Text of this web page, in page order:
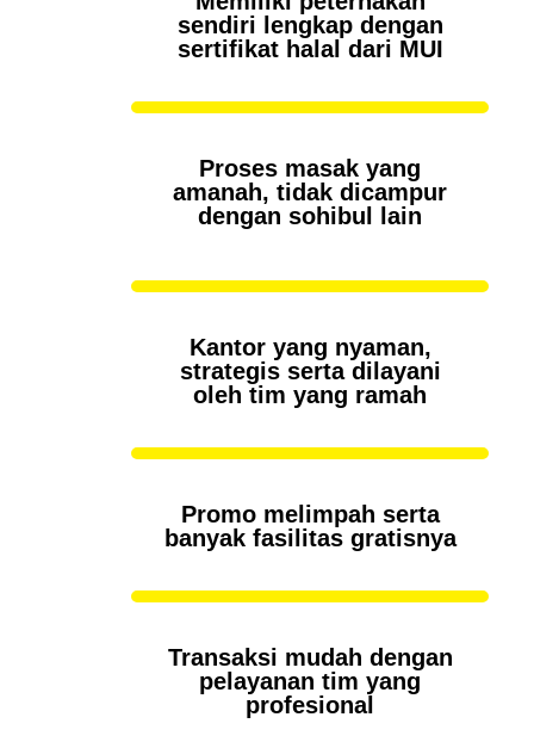
sendiri lengkap dengan
sertifikat halal dari MUI
Proses masak yang
amanah, tidak dicampur
dengan sohibul lain
Kantor yang nyaman,
strategis serta dilayani
oleh tim yang ramah
Promo melimpah serta
banyak fasilitas gratisnya
Transaksi mudah dengan
pelayanan tim yang
profesional